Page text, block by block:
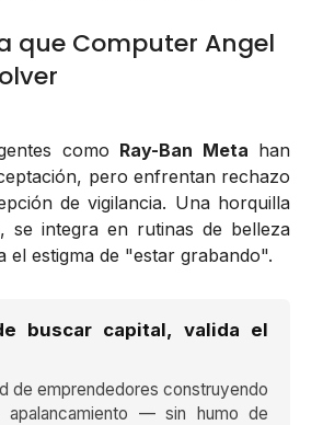
que Computer Angel
como Ray-Ban Meta han
pero enfrentan rechazo
de vigilancia. Una horquilla
se integra en rutinas de belleza
el estigma de "estar grabando".
buscar capital, valida el
de emprendedores construyendo
— sin humo de